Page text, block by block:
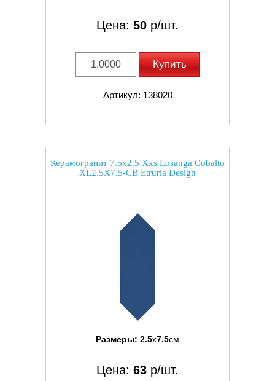
Цена: 50 р/шт.
Купить
Артикул: 138020
Керамогранит 7.5x2.5 Xxs Losanga Cobalto
XL2.5X7.5-CB Etruria Design
Размеры: 2.5x7.5см
Цена: 63 р/шт.